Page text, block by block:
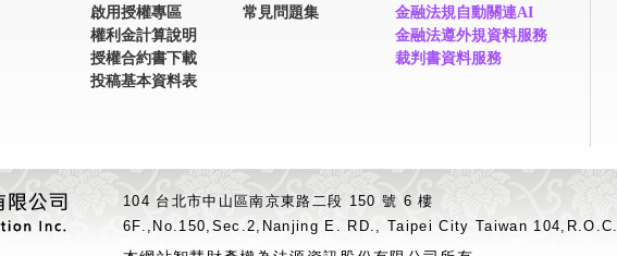
啟用授權專區
權利金計算說明
授權合約書下載
投稿基本資料表
常見問題集
金融法規自動關連AI
金融法遵外規資料服務
裁判書資料服務
104 台北市中山區南京東路二段 150 號 6 樓
6F.,No.150,Sec.2,Nanjing E. RD., Taipei City Taiwan 104,R.O.C.